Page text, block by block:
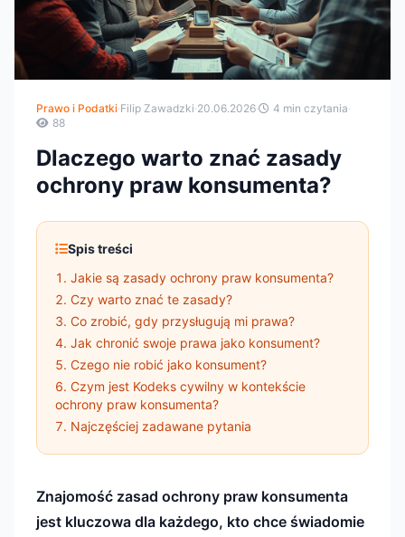
Prawo i Podatki·Filip Zawadzki·20.06.2026· 4 min czytania·
88
Dlaczego warto znać zasady
ochrony praw konsumenta?
Spis treści
Jakie są zasady ochrony praw konsumenta?
Czy warto znać te zasady?
Co zrobić, gdy przysługują mi prawa?
Jak chronić swoje prawa jako konsument?
Czego nie robić jako konsument?
Czym jest Kodeks cywilny w kontekście
ochrony praw konsumenta?
Najczęściej zadawane pytania
Znajomość zasad ochrony praw konsumenta
jest kluczowa dla każdego, kto chce świadomie